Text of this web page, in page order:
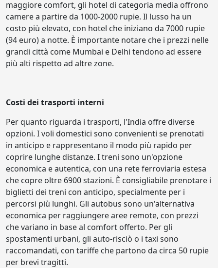
maggiore comfort, gli hotel di categoria media offrono
camere a partire da 1000-2000 rupie. Il lusso ha un
costo più elevato, con hotel che iniziano da 7000 rupie
(94 euro) a notte. È importante notare che i prezzi nelle
grandi città come Mumbai e Delhi tendono ad essere
più alti rispetto ad altre zone.
Costi dei trasporti interni
Per quanto riguarda i trasporti, l'India offre diverse
opzioni. I voli domestici sono convenienti se prenotati
in anticipo e rappresentano il modo più rapido per
coprire lunghe distanze. I treni sono un'opzione
economica e autentica, con una rete ferroviaria estesa
che copre oltre 6900 stazioni. È consigliabile prenotare i
biglietti dei treni con anticipo, specialmente per i
percorsi più lunghi. Gli autobus sono un'alternativa
economica per raggiungere aree remote, con prezzi
che variano in base al comfort offerto. Per gli
spostamenti urbani, gli auto-risciò o i taxi sono
raccomandati, con tariffe che partono da circa 50 rupie
per brevi tragitti.